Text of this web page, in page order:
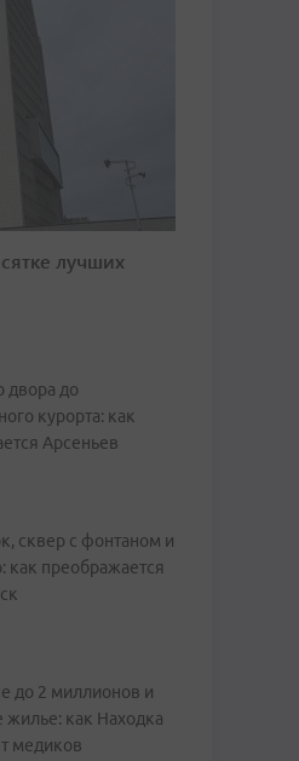
лучших
двора до
курорта: как
Арсеньев
сквер с фонтаном и
как преображается
до 2 миллионов и
жилье: как Находка
медиков